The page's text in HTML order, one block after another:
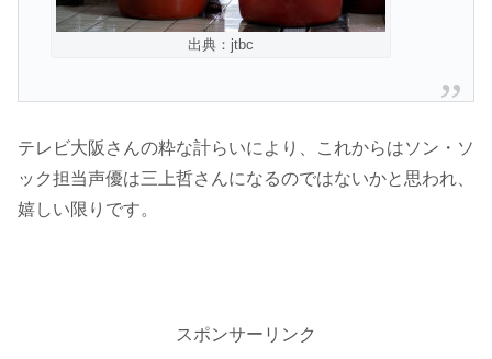
出典：jtbc
テレビ大阪さんの粋な計らいにより、これからはソン・ソ
ック担当声優は三上哲さんになるのではないかと思われ、
嬉しい限りです。
スポンサーリンク